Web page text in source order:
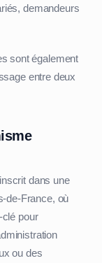
demandeurs
sont également
entre deux
dans une
de-France, où
pour
ou des